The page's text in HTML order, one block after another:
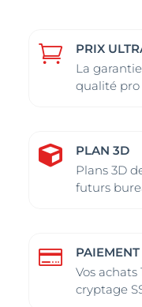

PRIX
La
qualité pro

PLAN 3D
Plans 3D
futurs

Vos achats
cryptage